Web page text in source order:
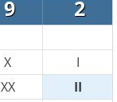
9 2
X
I
XX
II